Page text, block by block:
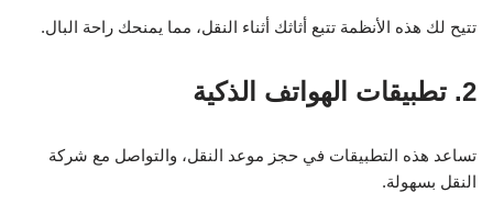
تتيح لك هذه الأنظمة تتبع أثاثك أثناء النقل، مما يمنحك راحة البال.
2. تطبيقات الهواتف الذكية
تساعد هذه التطبيقات في حجز موعد النقل، والتواصل مع شركة
النقل بسهولة.